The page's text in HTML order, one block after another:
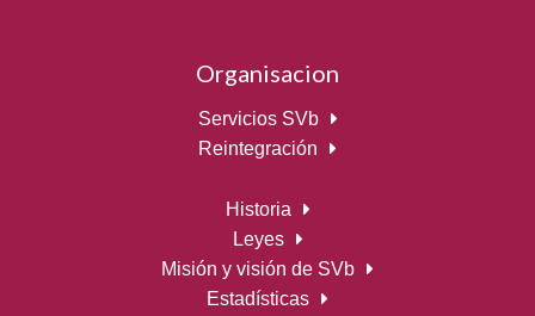
Organisacion
Servicios SVb
Reintegración
Historia
Leyes
Misión y visión de SVb
Estadísticas